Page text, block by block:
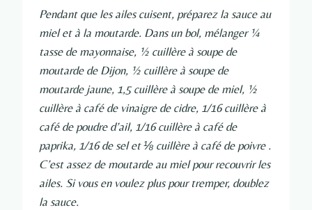
Pendant que les ailes cuisent, préparez la sauce au
miel et à la moutarde. Dans un bol, mélanger ¼
tasse de mayonnaise, ½ cuillère à soupe de
moutarde de Dijon, ½ cuillère à soupe de
moutarde jaune, 1,5 cuillère à soupe de miel, ½
cuillère à café de vinaigre de cidre, 1/16 cuillère à
café de poudre d’ail, 1/16 cuillère à café de
paprika, 1/16 de sel et ⅛ cuillère à café de poivre .
C’est assez de moutarde au miel pour recouvrir les
ailes. Si vous en voulez plus pour tremper, doublez
la sauce.